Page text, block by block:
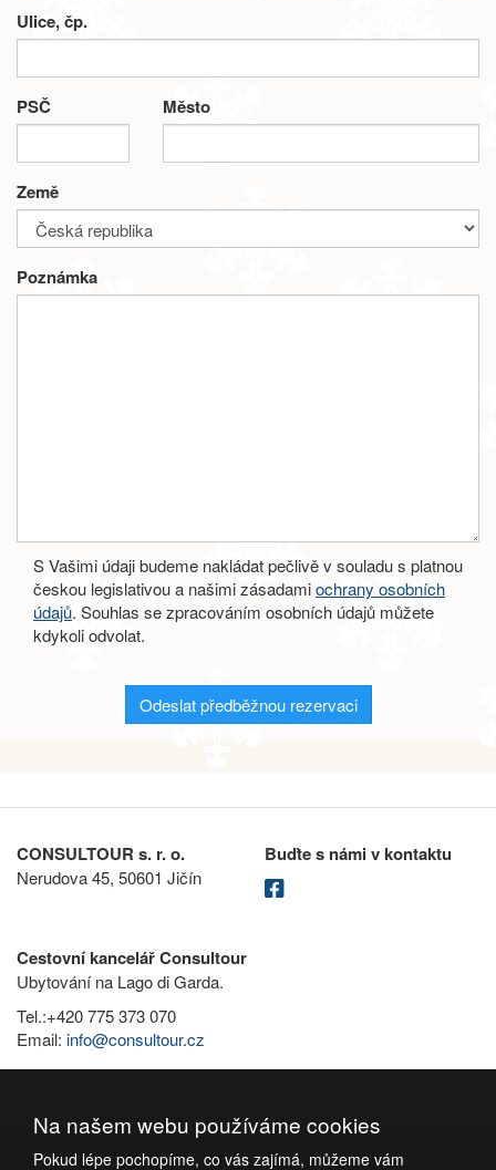
Ulice, čp.
PSČ Město
Země
Poznámka
S Vašimi údaji budeme nakládat pečlivě v souladu s platnou
českou legislativou a našimi zásadamiochrany osobních
údajů. Souhlas se zpracováním osobních údajů můžete
kdykoli odvolat.
Odeslat předběžnou rezervaci
CONSULTOUR s. r. o.
Nerudova 45, 50601 Jičín
Buďte s námi v kontaktu
Cestovní kancelář Consultour
Ubytování na Lago di Garda.
Tel.:+420 775 373 070
Email: info@consultour.cz
Na našem webu používáme cookies
Pokud lépe pochopíme, co vás zajímá, můžeme vám